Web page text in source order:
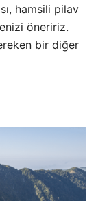
hamsili pilav
öneririz.
bir diğer